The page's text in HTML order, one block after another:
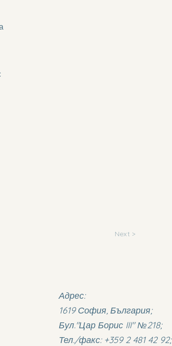
Next >
Адрес:
1619 София, България;
Бул."Цар Борис III" №218;
Тел./факс: +359 2 481 42 92;